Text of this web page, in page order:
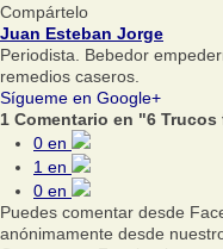
Compártelo
Juan Esteban Jorge
Periodista. Bebedor
remedios caseros.
Sígueme en Google+
1 Comentario en "6
0 en
1 en
0 en
Puedes comentar desde
anónimamente desde